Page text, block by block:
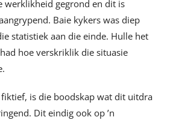
werklikheid gegrond en dit is
Baie kykers was diep
statistiek aan die einde. Hulle het
hoe verskriklik die situasie
is die boodskap wat dit uitdra
Dit eindig ook op ’n